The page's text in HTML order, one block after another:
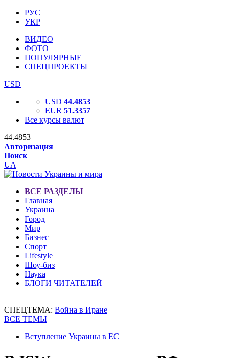
РУС
УКР
ВИДЕО
ФОТО
ПОПУЛЯРНЫЕ
СПЕЦПРОЕКТЫ
USD
USD 44.4853
EUR 51.3357
Все курсы валют
44.4853
Авторизация
Поиск
UA
ВСЕ РАЗДЕЛЫ
Главная
Украина
Город
Мир
Бизнес
Спорт
Lifestyle
Шоу-биз
Наука
БЛОГИ ЧИТАТЕЛЕЙ
СПЕЦТЕМА: Война в Иране
ВСЕ ТЕМЫ
Вступление Украины в ЕС